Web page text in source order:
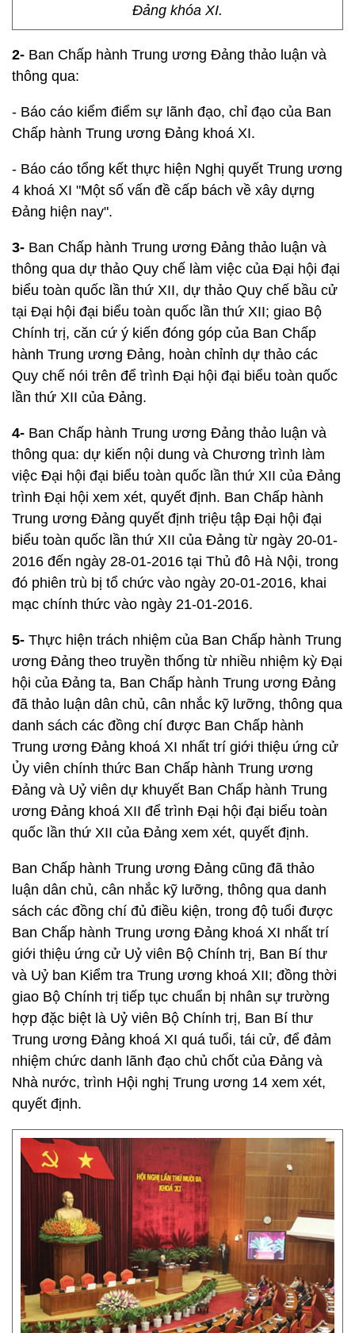
Đảng khóa XI.
2- Ban Chấp hành Trung ương Đảng thảo luận và
thông qua:
- Báo cáo kiểm điểm sự lãnh đạo, chỉ đạo của Ban
Chấp hành Trung ương Đảng khoá XI.
- Báo cáo tổng kết thực hiện Nghị quyết Trung ương
4 khoá XI "Một số vấn đề cấp bách về xây dựng
Đảng hiện nay".
3- Ban Chấp hành Trung ương Đảng thảo luận và
thông qua dự thảo Quy chế làm việc của Đại hội đại
biểu toàn quốc lần thứ XII, dự thảo Quy chế bầu cử
tại Đại hội đại biểu toàn quốc lần thứ XII; giao Bộ
Chính trị, căn cứ ý kiến đóng góp của Ban Chấp
hành Trung ương Đảng, hoàn chỉnh dự thảo các
Quy chế nói trên để trình Đại hội đại biểu toàn quốc
lần thứ XII của Đảng.
4- Ban Chấp hành Trung ương Đảng thảo luận và
thông qua: dự kiến nội dung và Chương trình làm
việc Đại hội đại biểu toàn quốc lần thứ XII của Đảng
trình Đại hội xem xét, quyết định. Ban Chấp hành
Trung ương Đảng quyết định triệu tập Đại hội đại
biểu toàn quốc lần thứ XII của Đảng từ ngày 20-01-
2016 đến ngày 28-01-2016 tại Thủ đô Hà Nội, trong
đó phiên trù bị tổ chức vào ngày 20-01-2016, khai
mạc chính thức vào ngày 21-01-2016.
5- Thực hiện trách nhiệm của Ban Chấp hành Trung
ương Đảng theo truyền thống từ nhiều nhiệm kỳ Đại
hội của Đảng ta, Ban Chấp hành Trung ương Đảng
đã thảo luận dân chủ, cân nhắc kỹ lưỡng, thông qua
danh sách các đồng chí được Ban Chấp hành
Trung ương Đảng khoá XI nhất trí giới thiệu ứng cử
Ủy viên chính thức Ban Chấp hành Trung ương
Đảng và Uỷ viên dự khuyết Ban Chấp hành Trung
ương Đảng khoá XII để trình Đại hội đại biểu toàn
quốc lần thứ XII của Đảng xem xét, quyết định.
Ban Chấp hành Trung ương Đảng cũng đã thảo
luận dân chủ, cân nhắc kỹ lưỡng, thông qua danh
sách các đồng chí đủ điều kiện, trong độ tuổi được
Ban Chấp hành Trung ương Đảng khoá XI nhất trí
giới thiệu ứng cử Uỷ viên Bộ Chính trị, Ban Bí thư
và Uỷ ban Kiểm tra Trung ương khoá XII; đồng thời
giao Bộ Chính trị tiếp tục chuẩn bị nhân sự trường
hợp đặc biệt là Uỷ viên Bộ Chính trị, Ban Bí thư
Trung ương Đảng khoá XI quá tuổi, tái cử, để đảm
nhiệm chức danh lãnh đạo chủ chốt của Đảng và
Nhà nước, trình Hội nghị Trung ương 14 xem xét,
quyết định.